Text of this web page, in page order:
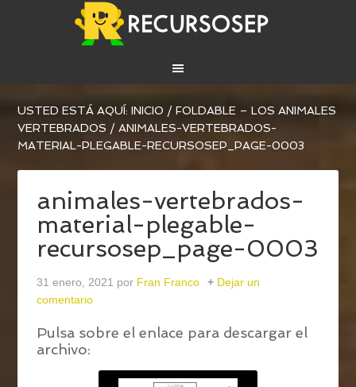
USTED ESTÁ AQUÍ:INICIO / FOLDABLE – LOS ANIMALES
VERTEBRADOS / ANIMALES-VERTEBRADOS-
MATERIAL-PLEGABLE-RECURSOSEP_PAGE-0003
animales-vertebrados-
material-plegable-
recursosep_page-0003
31 enero, 2021 por Fran Franco
Dejar un
comentario
Pulsa sobre el enlace para descargar el
archivo: